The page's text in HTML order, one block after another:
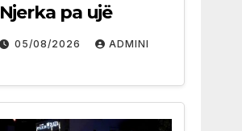
Njerka pa ujë
05/08/2026 ADMINI